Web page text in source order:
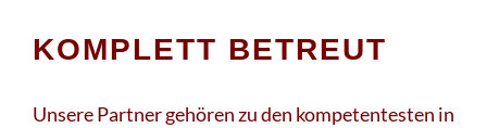
KOMPLETT BETREUT
Unsere Partner gehören zu den kompetentesten in